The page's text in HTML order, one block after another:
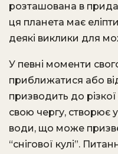
розташована в
ця планета має
деякі виклики для
У певні моменти
приближатися або
призводить до
свою чергу, створює
води, що може
“снігової кулі”.